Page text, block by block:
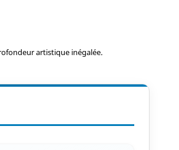
artistique inégalée.